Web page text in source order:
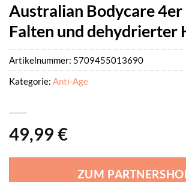
Australian Bodycare 4er
Falten und dehydrierter
49,99 €
ZUM
Artikelnummer: 5709455013690
Kategorie: Anti-Age